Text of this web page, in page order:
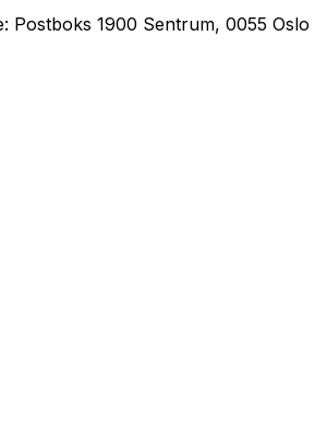
Postboks 1900 Sentrum, 0055